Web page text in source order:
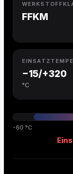
FFKM
−15/+320
°C
-60 °C